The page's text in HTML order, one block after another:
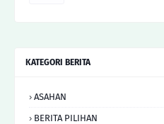
KATEGORI BERITA
ASAHAN
BERITA PILIHAN